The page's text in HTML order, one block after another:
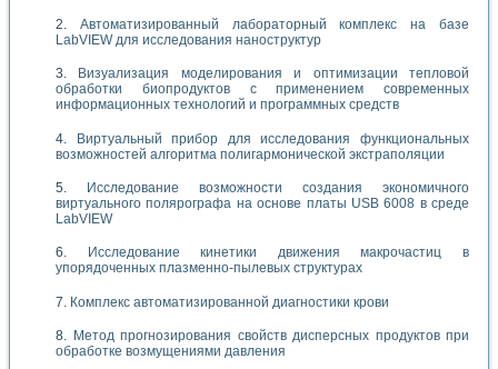
Автоматизированный лабораторный комплекс на базе
LabVIEW для исследования наноструктур
Визуализация моделирования и оптимизации тепловой
обработки биопродуктов с применением современных
информационных технологий и программных средств
Виртуальный прибор для исследования функциональных
возможностей алгоритма полигармонической экстраполяции
Исследование возможности создания экономичного
виртуального полярографа на основе платы USB 6008 в среде
LabVIEW
Исследование кинетики движения макрочастиц в
упорядоченных плазменно-пылевых структурах
Комплекс автоматизированной диагностики крови
Метод прогнозирования свойств дисперсных продуктов при
обработке возмущениями давления